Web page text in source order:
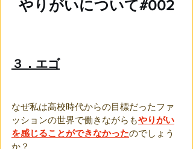
やりがいについて#002
３．エゴ
なぜ私は高校時代からの目標だったファ
ッションの世界で働きながらもやりがい
を感じることができなかったのでしょう
か？